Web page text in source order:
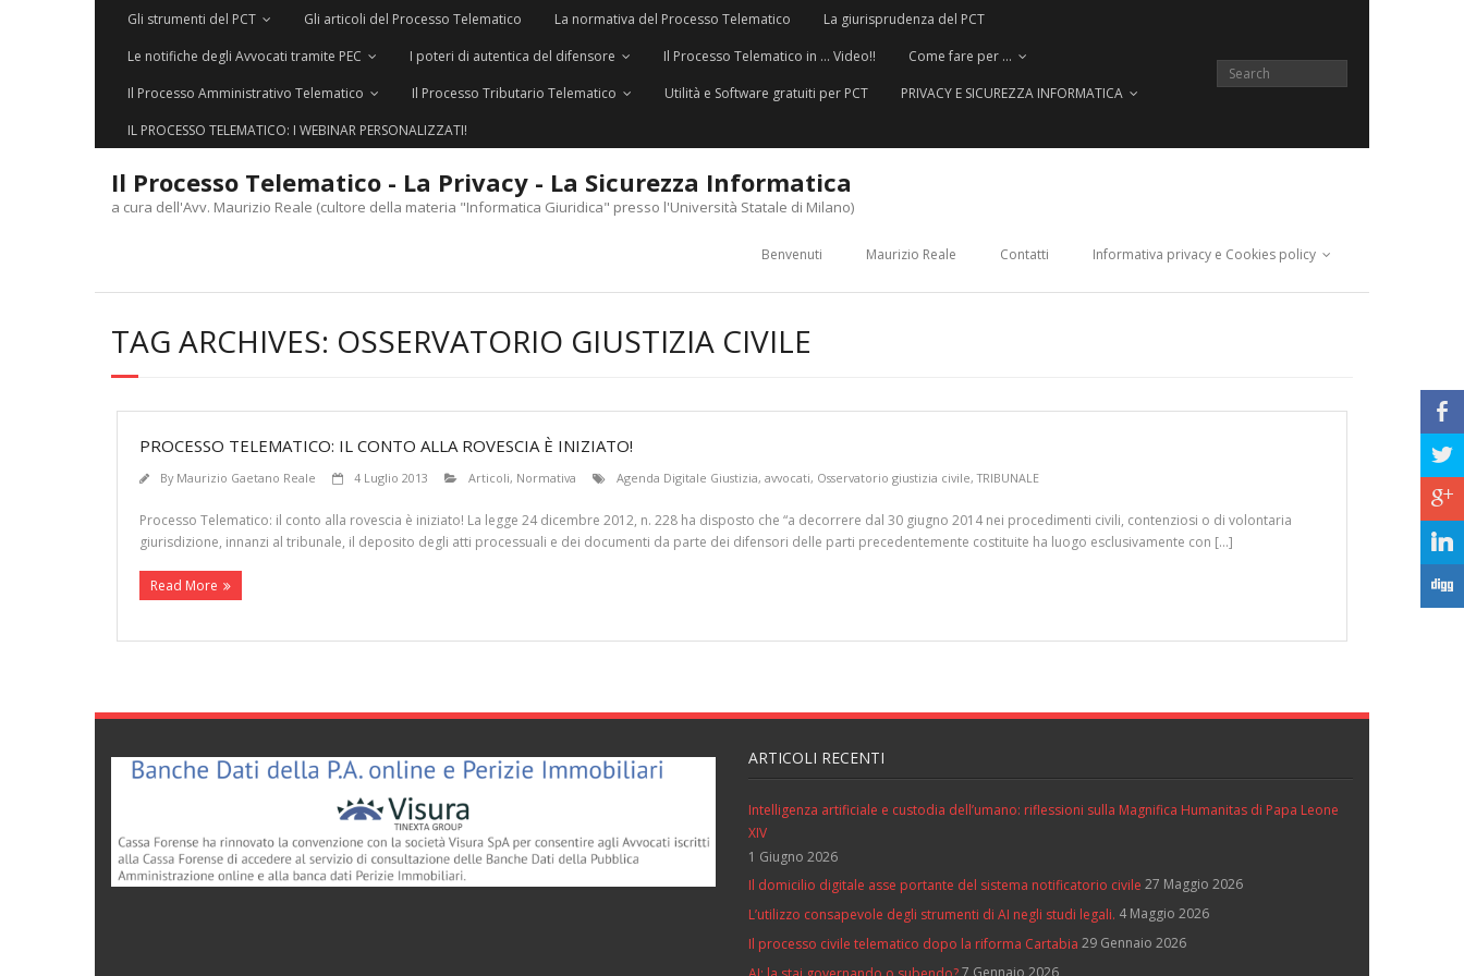
Gli strumenti del PCT Gli articoli del Processo Telematico La normativa del Processo Telematico
La giurisprudenza del PCT
Le notifiche degli Avvocati tramite PEC
I poteri di autentica del difensore Il Processo Telematico in … Video!!
Come fare per …
Il Processo Amministrativo Telematico
Il Processo Tributario Telematico Utilità e Software gratuiti per PCT
PRIVACY E SICUREZZA INFORMATICA
IL PROCESSO TELEMATICO: I WEBINAR PERSONALIZZATI!
Il Processo Telematico - La Privacy - La Sicurezza Informatica
a cura dell'Avv. Maurizio Reale (cultore della materia "Informatica Giuridica" presso l'Università Statale di Milano)
Benvenuti Maurizio Reale Contatti Informativa privacy e Cookies policy
TAG ARCHIVES: OSSERVATORIO GIUSTIZIA CIVILE
PROCESSO TELEMATICO: IL CONTO ALLA ROVESCIA È INIZIATO!
By Maurizio Gaetano Reale 4 Luglio 2013 Articoli, Normativa Agenda Digitale Giustizia, avvocati, Osservatorio giustizia civile,TRIBUNALE
Processo Telematico: il conto alla rovescia è iniziato! La legge 24 dicembre 2012, n. 228 ha disposto che “a decorrere dal 30 giugno 2014 nei procedimenti civili, contenziosi o di volontaria
giurisdizione, innanzi al tribunale, il deposito degli atti processuali e dei documenti da parte dei difensori delle parti precedentemente costituite ha luogo esclusivamente con […]
Read More
ARTICOLI RECENTI
Intelligenza artificiale e custodia dell’umano: riflessioni sulla Magnifica Humanitas di Papa Leone
XIV
1 Giugno 2026
Il domicilio digitale asse portante del sistema notificatorio civile 27 Maggio 2026
L’utilizzo consapevole degli strumenti di AI negli studi legali. 4 Maggio 2026
Il processo civile telematico dopo la riforma Cartabia 29 Gennaio 2026
7 Gennaio 2026
b
a
c
j
F